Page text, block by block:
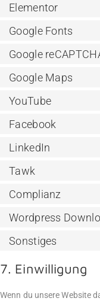
Elementor
Google Fonts
Google
Google Maps
YouTube
Facebook
LinkedIn
Tawk
Complianz
Wordpress
Sonstiges
7. Einwilligung
Wenn du unsere Website